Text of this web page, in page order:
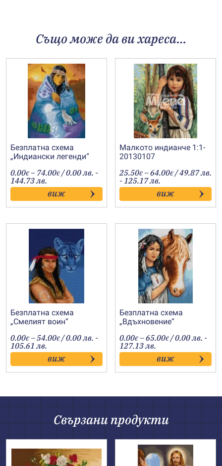
Също може да ви хареса…
Безплатна схема
„Индиански легенди“
0.00€ – 74.00€Price
range:
0.00€
through
74.00€
/ 0.00 лв. -
144.73 лв.
виж
Малкото индианче 1:1-
20130107
25.50€ –64.00€Price
range:
25.50€
through
64.00€
/ 49.87 лв.
- 125.17 лв.
виж
Безплатна схема
„Смелият воин“
0.00€ –54.00€Price
range:
0.00€
through
54.00€
/ 0.00 лв. -
105.61 лв.
виж
Безплатна схема
„Вдъхновение“
0.00€ –65.00€Price
range:
0.00€
through
65.00€
/ 0.00 лв. -
127.13 лв.
виж
Свързани продукти